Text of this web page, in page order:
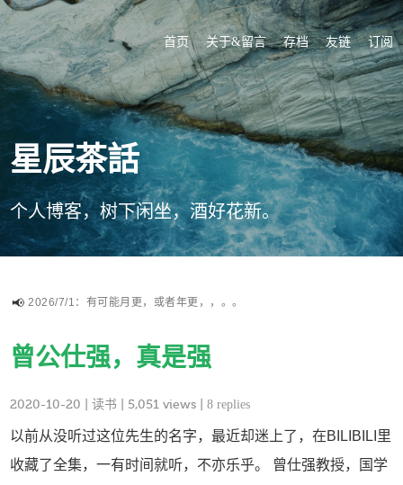
首页 关于&留言 存档 友链 订阅
星辰茶話
个人博客，树下闲坐，酒好花新。
2026/7/1：有可能月更，或者年更，，。。
曾公仕强，真是强
2020-10-20 |读书 | 5,051 views |8 replies
以前从没听过这位先生的名字，最近却迷上了，在BILIBILI里
收藏了全集，一有时间就听，不亦乐乎。 曾仕强教授，国学